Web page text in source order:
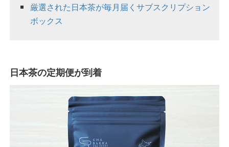
厳選された日本茶が毎月届くサブスクリプション
ボックス
日本茶の定期便が到着